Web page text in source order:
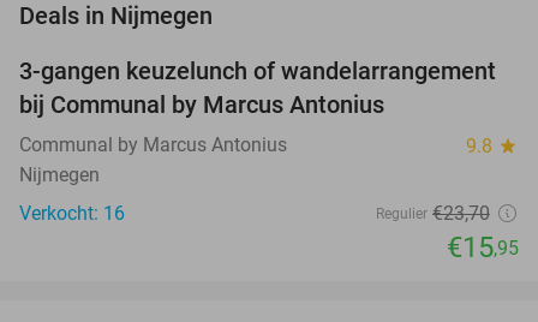
Deals in Nijmegen
33%
NEW
TODAY
3-gangen keuzelunch of wandelarrangement
bij Communal by Marcus Antonius
Communal by Marcus Antonius 9.8 star
Nijmegen
Verkocht: 16
Regulier €23,70
€15,95